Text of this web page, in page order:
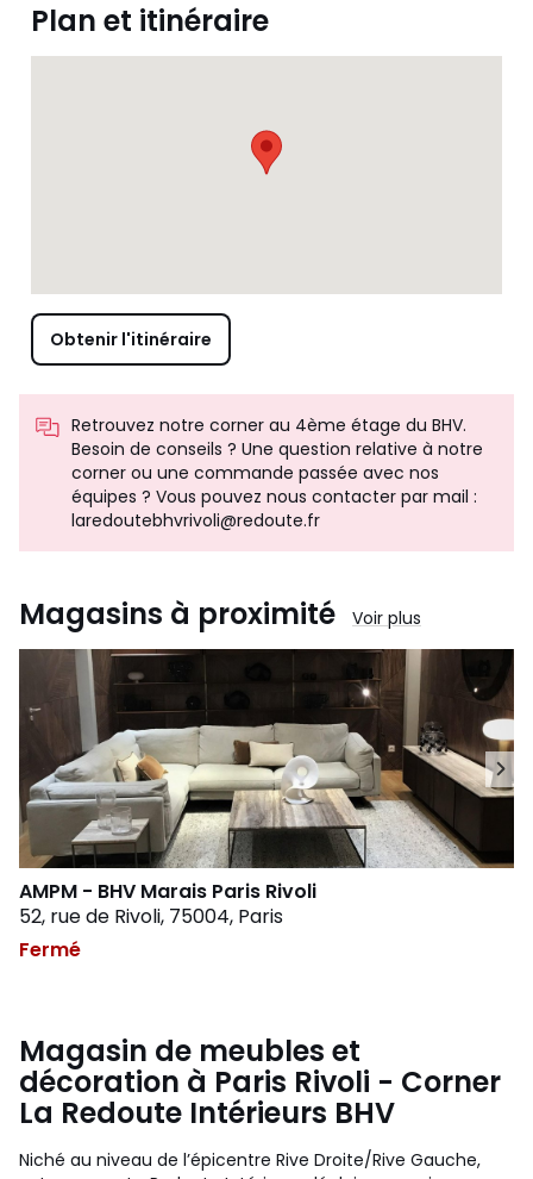
Plan et itinéraire
Obtenir l'itinéraire
Retrouvez notre corner au 4ème étage du BHV.
Besoin de conseils ? Une question relative à notre
corner ou une commande passée avec nos
équipes ? Vous pouvez nous contacter par mail :
laredoutebhvrivoli@redoute.fr
Magasins à proximité Voir plus
AMPM - BHV Marais Paris Rivoli
52, rue de Rivoli, 75004, Paris
Fermé
Magasin de meubles et
décoration à Paris Rivoli - Corner
La Redoute Intérieurs BHV
Niché au niveau de l’épicentre Rive Droite/Rive Gauche,